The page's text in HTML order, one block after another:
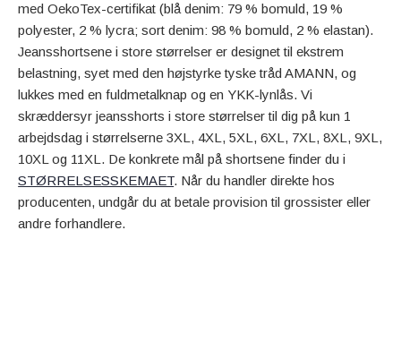
med OekoTex-certifikat (blå denim: 79 % bomuld, 19 %
polyester, 2 % lycra; sort denim: 98 % bomuld, 2 % elastan).
Jeansshortsene i store størrelser er designet til ekstrem
belastning, syet med den højstyrke tyske tråd AMANN, og
lukkes med en fuldmetalknap og en YKK-lynlås. Vi
skræddersyr jeansshorts i store størrelser til dig på kun 1
arbejdsdag i størrelserne 3XL, 4XL, 5XL, 6XL, 7XL, 8XL, 9XL,
10XL og 11XL. De konkrete mål på shortsene finder du i
STØRRELSESSKEMAET. Når du handler direkte hos
producenten, undgår du at betale provision til grossister eller
andre forhandlere.